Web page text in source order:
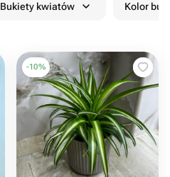
Bukiety kwiatów Kolor
-10%